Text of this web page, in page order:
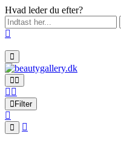
Hvad leder du efter?
Filter